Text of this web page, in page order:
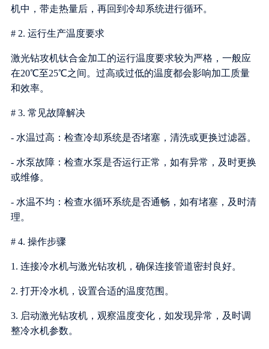
机中，带走热量后，再回到冷却系统进行循环。
# 2. 运行生产温度要求
激光钻攻机钛合金加工的运行温度要求较为严格，一般应
在20℃至25℃之间。过高或过低的温度都会影响加工质量
和效率。
# 3. 常见故障解决
- 水温过高：检查冷却系统是否堵塞，清洗或更换过滤器。
- 水泵故障：检查水泵是否运行正常，如有异常，及时更换
或维修。
- 水温不均：检查水循环系统是否通畅，如有堵塞，及时清
理。
# 4. 操作步骤
1. 连接冷水机与激光钻攻机，确保连接管道密封良好。
2. 打开冷水机，设置合适的温度范围。
3. 启动激光钻攻机，观察温度变化，如发现异常，及时调
整冷水机参数。